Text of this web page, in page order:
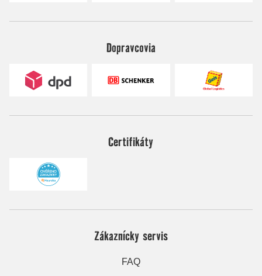
Dopravcovia
Certifikáty
Zákaznícky servis
FAQ